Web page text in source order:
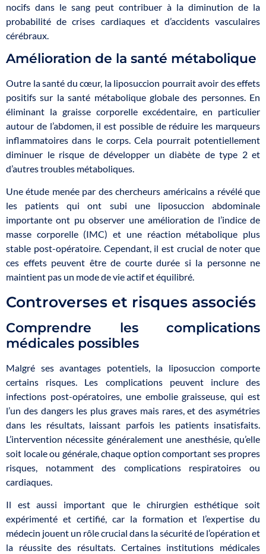
nocifs dans le sang peut contribuer à la diminution de la
probabilité de crises cardiaques et d’accidents vasculaires
cérébraux.
Amélioration de la santé métabolique
Outre la santé du cœur, la liposuccion pourrait avoir des effets
positifs sur la santé métabolique globale des personnes. En
éliminant la graisse corporelle excédentaire, en particulier
autour de l’abdomen, il est possible de réduire les marqueurs
inflammatoires dans le corps. Cela pourrait potentiellement
diminuer le risque de développer un diabète de type 2 et
d’autres troubles métaboliques.
Une étude menée par des chercheurs américains a révélé que
les patients qui ont subi une liposuccion abdominale
importante ont pu observer une amélioration de l’indice de
masse corporelle (IMC) et une réaction métabolique plus
stable post-opératoire. Cependant, il est crucial de noter que
ces effets peuvent être de courte durée si la personne ne
maintient pas un mode de vie actif et équilibré.
Controverses et risques associés
Comprendre les complications
médicales possibles
Malgré ses avantages potentiels, la liposuccion comporte
certains risques. Les complications peuvent inclure des
infections post-opératoires, une embolie graisseuse, qui est
l’un des dangers les plus graves mais rares, et des asymétries
dans les résultats, laissant parfois les patients insatisfaits.
L’intervention nécessite généralement une anesthésie, qu’elle
soit locale ou générale, chaque option comportant ses propres
risques, notamment des complications respiratoires ou
cardiaques.
Il est aussi important que le chirurgien esthétique soit
expérimenté et certifié, car la formation et l’expertise du
médecin jouent un rôle crucial dans la sécurité de l’opération et
la réussite des résultats. Certaines institutions médicales